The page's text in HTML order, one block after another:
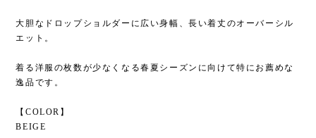
大胆なドロップショルダーに広い身幅、長い着丈のオーバーシル
エット。
着る洋服の枚数が少なくなる春夏シーズンに向けて特にお薦めな
逸品です。
【COLOR】
BEIGE